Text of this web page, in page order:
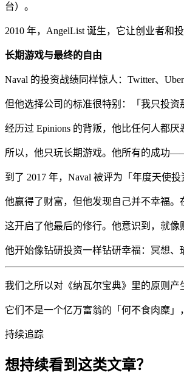
台）。
2010 年，AngelList 诞生，它让创业者和
长期游戏与最终的自由
Naval 的投资战绩同样惊人：Twitter、
但他选择公司的标准很特别：「我只投资
经历过 Epinions 的背叛，他比任何人都
所以，他只玩长期游戏。他所有的成功
到了 2017 年，Naval 被评为「年度天使
他赢得了财富，但他发现自己并不幸福。
这开启了他最后的修行。他意识到，就像
他开始像钻研投资一样钻研幸福：冥想、
我们之所以对《纳瓦尔宝典》里的原则产
它们不是一个亿万富翁的「何不食肉糜
持续追踪
想持续看到这类文章？